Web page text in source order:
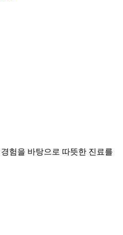
험을 바탕으로 따뜻한 진료를